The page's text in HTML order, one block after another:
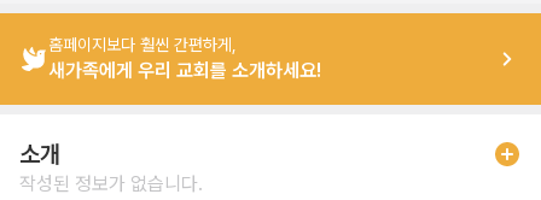
홈페이지보다 훨씬 간편하게,
새가족에게 우리 교회를 소개하세요!
소개
작성된 정보가 없습니다.